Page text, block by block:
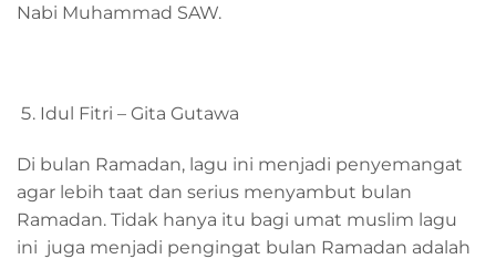
Nabi Muhammad SAW.
Idul Fitri – Gita Gutawa
Di bulan Ramadan, lagu ini menjadi penyemangat
agar lebih taat dan serius menyambut bulan
Ramadan. Tidak hanya itu bagi umat muslim lagu
ini juga menjadi pengingat bulan Ramadan adalah